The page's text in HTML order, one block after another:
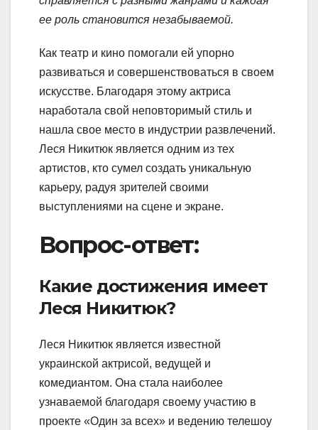
ее роль становится незабываемой.
Как театр и кино помогали ей упорно
развиваться и совершенствоваться в своем
искусстве. Благодаря этому актриса
наработала свой неповторимый стиль и
нашла свое место в индустрии развлечений.
Леся Никитюк является одним из тех
артистов, кто сумел создать уникальную
карьеру, радуя зрителей своими
выступлениями на сцене и экране.
Вопрос-ответ:
Какие достижения имеет
Леся Никитюк?
Леся Никитюк является известной
украинской актрисой, ведущей и
комедиантом. Она стала наиболее
узнаваемой благодаря своему участию в
проекте «Один за всех» и ведению телешоу